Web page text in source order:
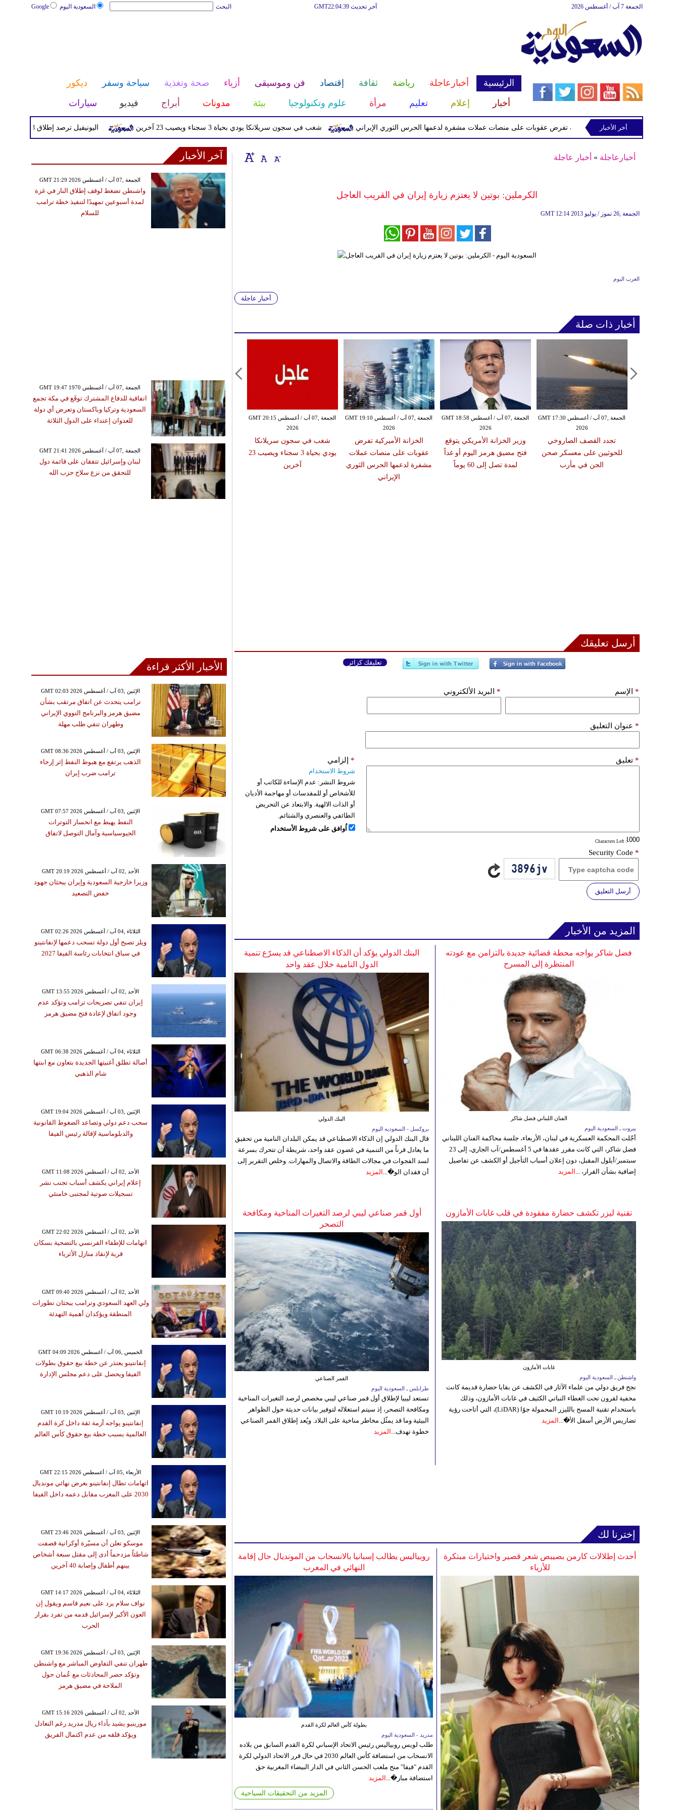
السعودية اليوم Google البحث آخر تحديث GMT22:04:39 الجمعة 7 آب / أغسطس 2026
الرئيسية أخبارعاجلة رياضة ثقافة إقتصاد فن وموسيقى أزياء صحة وتغذية سياحة وسفر
ديكور
أخبار
إعلام تعليم مرأة علوم وتكنولوجيا بيئة مدونات أبراج فيديو سيارات
اليونيفيل ترصد إطلاق 113 مقذوفا إسرائيليا على لبنان خلال يوم واحد شغب في سجون سريلانكا يودي بحياة 3 سجناء ويصيب 23 آخرين الخزانة الأميركية تفرض عقوبات على منصات عملات مشفرة لدعمها الحرس الثوري الإيراني
أخر الأخبار
أخبارعاجلة » أخبار عاجلة
الكرملين: بوتين لا يعتزم زيارة إيران في القريب العاجل
GMT 12:14 2013 الجمعة ,26 تموز / يوليو
العرب اليوم
أخبار عاجلة
أخبار ذات صلة
الجمعة ,07 آب / أغسطس GMT 20:15
2026
شغب في سجون سريلانكا
يودي بحياة 3 سجناء ويصيب 23
آخرين
الجمعة ,07 آب / أغسطس GMT 19:10
2026
الخزانة الأميركية تفرض
عقوبات على منصات عملات
مشفرة لدعمها الحرس الثوري
الإيراني
الجمعة ,07 آب / أغسطس GMT 18:58
2026
وزير الخزانة الأمريكي يتوقع
فتح مضيق هرمز اليوم أو غداً
لمدة تصل إلى 60 يوماً
الجمعة ,07 آب / أغسطس GMT 17:30
2026
تجدد القصف الصاروخي
للحوثيين على معسكر صحن
الجن في مأرب
أرسل تعليقك
تعليقك كزائر
الإسم * البريد الألكتروني *
عنوان التعليق *
تعليق *
: Characters Left
إلزامي *
شروط الاستخدام
شروط النشر: عدم الإساءة للكاتب أو
للأشخاص أو للمقدسات أو مهاجمة الأديان
أو الذات الالهية. والابتعاد عن التحريض
الطائفي والعنصري والشتائم.
اُوافق على شروط الأستخدام
Security Code *
أرسل التعليق
المزيد من الأخبار
البنك الدولي يؤكد أن الذكاء الاصطناعي قد يسرّع تنمية
الدول النامية خلال عقد واحد
البنك الدولي
بروكسل - السعوديه اليوم
قال البنك الدولي إن الذكاء الاصطناعي قد يمكن البلدان النامية من تحقيق
ما يعادل قرناً من التنمية في غضون عقد واحد، شريطة أن تتحرك بسرعة
لسد الفجوات في مجالات الطاقة والاتصال والمهارات. وخلص التقرير إلى
أن فقدان الو�... المزيد
فضل شاكر يواجه محطة قضائية جديدة بالتزامن مع عودته
المنتظرة إلى المسرح
الفنان اللبناني فضل شاكر
بيروت ـ السعودية اليوم
أجّلت المحكمة العسكرية في لبنان، الأربعاء، جلسة محاكمة الفنان اللبناني
فضل شاكر، التي كانت مقرر عقدها في 5 أغسطس/آب الجاري، إلى 23
سبتمبر/أيلول المقبل، دون إعلان أسباب التأجيل أو الكشف عن تفاصيل
إضافية بشأن القرار، ... المزيد
أول قمر صناعي ليبي لرصد التغيرات المناخية ومكافحة
التصحر
القمر الصناعي
طرابلس ـ السعودية اليوم
تستعد ليبيا لإطلاق أول قمر صناعي ليبي مخصص لرصد التغيرات المناخية
ومكافحة التصحر، إذ سيتم استغلاله لتوفير بيانات حديثة حول الظواهر
البيئية وما قد يمثّل مخاطر مناخية على البلاد. ويُعد إطلاق القمر الصناعي
خطوة تهدف... المزيد
تقنية ليزر تكشف حضارة مفقودة في قلب غابات الأمازون
غابات الأمازون
واشنطن ـ السعودية اليوم
نجح فريق دولي من علماء الآثار في الكشف عن بقايا حضارة قديمة كانت
مخفية لقرون تحت الغطاء النباتي الكثيف في غابات الأمازون، وذلك
باستخدام تقنية المسح بالليزر المحمولة جوًا (LiDAR)، التي أتاحت رؤية
تضاريس الأرض أسفل الأ�... المزيد
إخترنا لك
روبياليس يطالب إسبانيا بالانسحاب من المونديال حال إقامة
النهائي في المغرب
بطولة كأس العالم لكرة القدم
مدريد - السعودية اليوم
طلب لويس روبياليس رئيس الاتحاد الإسباني لكرة القدم السابق من بلاده
الانسحاب من استضافة كأس العالم 2030 في حال قرر الاتحاد الدولي لكرة
القدم "فيفا" منح ملعب الحسن الثاني في الدار البيضاء المغربية حق
استضافة مبار�... المزيد
المزيد من التحقيقات السياحية
أحدث إطلالات كارمن بصيبص شعر قصير واختيارات مبتكرة
للأزياء
آخر الأخبار
GMT 21:29 2026 الجمعة ,07 آب / أغسطس
واشنطن تضغط لوقف إطلاق النار في غزة
لمدة أسبوعين تمهيدًا لتنفيذ خطة ترامب
للسلام
GMT 19:47 1970 الجمعة ,07 آب / أغسطس
اتفاقية للدفاع المشترك توقَع في مكة تجمع
السعودية وتركيا وباكستان وتعرض أي دولة
للعدوان إعتداء على الدول الثلاثة
GMT 21:41 2026 الجمعة ,07 آب / أغسطس
لبنان وإسرائيل تتفقان على قائمة دول
للتحقق من نزع سلاح حزب الله
الأخبار الأكثر قراءة
GMT 02:03 2026 الإثنين ,03 آب / أغسطس
ترامب يتحدث عن اتفاق مرتقب بشأن
مضيق هرمز والبرنامج النووي الإيراني
وطهران تنفي طلب مهلة
GMT 08:36 2026 الإثنين ,03 آب / أغسطس
الذهب يرتفع مع هبوط النفط إثر إرجاء
ترامب ضرب إيران
GMT 07:57 2026 الإثنين ,03 آب / أغسطس
النفط يهبط مع انحسار التوترات
الجيوسياسية وآمال التوصل لاتفاق
GMT 20:19 2026 الأحد ,02 آب / أغسطس
وزيرا خارجية السعودية وإيران يبحثان جهود
خفض التصعيد
GMT 02:26 2026 الثلاثاء ,04 آب / أغسطس
ويلز تصبح أول دولة تسحب دعمها لإنفانتينو
في سباق انتخابات رئاسة الفيفا 2027
GMT 13:55 2026 الأحد ,02 آب / أغسطس
إيران تنفي تصريحات ترامب وتؤكد عدم
وجود اتفاق لإعادة فتح مضيق هرمز
GMT 06:38 2026 الثلاثاء ,04 آب / أغسطس
أصالة تطلق أغنيتها الجديدة بتعاون مع ابنتها
شام الذهبي
GMT 19:04 2026 الإثنين ,03 آب / أغسطس
سحب دعم دولي وتصاعد الضغوط القانونية
والدبلوماسية لإقالة رئيس الفيفا
GMT 11:08 2026 الأحد ,02 آب / أغسطس
إعلام إيراني يكشف أسباب تجنب نشر
تسجيلات صوتية لمجتبى خامنئي
GMT 22:02 2026 الأحد ,02 آب / أغسطس
اتهامات للإطفاء الفرنسي بالتضحية بسكان
قرية لإنقاذ منازل الأثرياء
GMT 09:40 2026 الأحد ,02 آب / أغسطس
ولي العهد السعودي وترامب يبحثان تطورات
المنطقة ويؤكدان أهمية التهدئة
GMT 04:09 2026 الخميس ,06 آب / أغسطس
إنفانتينو يعتذر عن خطة بيع حقوق بطولات
الفيفا ويحصل على دعم مجلس الإدارة
GMT 10:19 2026 الإثنين ,03 آب / أغسطس
إنفانتينو يواجه أزمة ثقة داخل كرة القدم
العالمية بسبب خطة بيع حقوق كأس العالم
GMT 22:15 2026 الأربعاء ,05 آب / أغسطس
اتهامات تطال إنفانتينو بعرض نهائي مونديال
2030 على المغرب مقابل دعمه داخل الفيفا
GMT 23:46 2026 الإثنين ,03 آب / أغسطس
موسكو تعلن أن مسيّرة أوكرانية قصفت
شاطئاً مزدحماً أدى إلى مقتل سبعة أشخاص
بينهم أطفال وإصابة 40 آخرين
GMT 14:17 2026 الثلاثاء ,04 آب / أغسطس
نواف سلام يرد على نعيم قاسم ويقول إن
العون الأكبر لإسرائيل قدمه من تفرد بقرار
الحرب
GMT 19:36 2026 الإثنين ,03 آب / أغسطس
طهران تنفي التفاوض المباشر مع واشنطن
وتؤكد حصر المحادثات مع عُمان حول
الملاحة في مضيق هرمز
GMT 15:16 2026 الأحد ,02 آب / أغسطس
مورينيو يشيد بأداء ريال مدريد رغم التعادل
ويؤكد قلقه من عدم اكتمال الفريق